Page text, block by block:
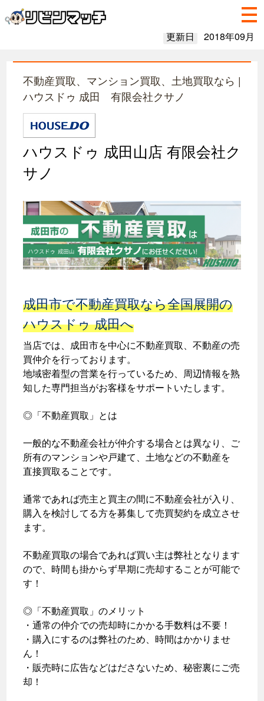
更新日 2018年09月
不動産買取、マンション買取、土地買取なら |
ハウスドゥ 成田 有限会社クサノ
ハウスドゥ 成田山店 有限会社ク
サノ
成田市で不動産買取なら全国展開の
ハウスドゥ 成田へ
当店では、成田市を中心に不動産買取、不動産の売
買仲介を行っております。
地域密着型の営業を行っているため、周辺情報を熟
知した専門担当がお客様をサポートいたします。
◎「不動産買取」とは
一般的な不動産会社が仲介する場合とは異なり、ご
所有のマンションや戸建て、土地などの不動産を
直接買取ることです。
通常であれば売主と買主の間に不動産会社が入り、
購入を検討してる方を募集して売買契約を成立させ
ます。
不動産買取の場合であれば買い主は弊社となります
ので、時間も掛からず早期に売却することが可能で
す！
◎「不動産買取」のメリット
・通常の仲介での売却時にかかる手数料は不要！
・購入にするのは弊社のため、時間はかかりませ
ん！
・販売時に広告などはださないため、秘密裏にご売
却！